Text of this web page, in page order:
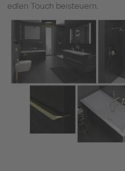
edlen Touch beisteuern.